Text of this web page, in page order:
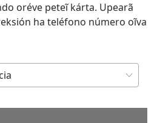
oréve peteĩ kárta. Upearã
ha teléfono número oĩva